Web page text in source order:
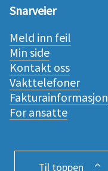
Snarveier
Meld inn feil
Min side
Kontakt oss
Vakttelefoner
Fakturainformasjon
For ansatte
Til toppen